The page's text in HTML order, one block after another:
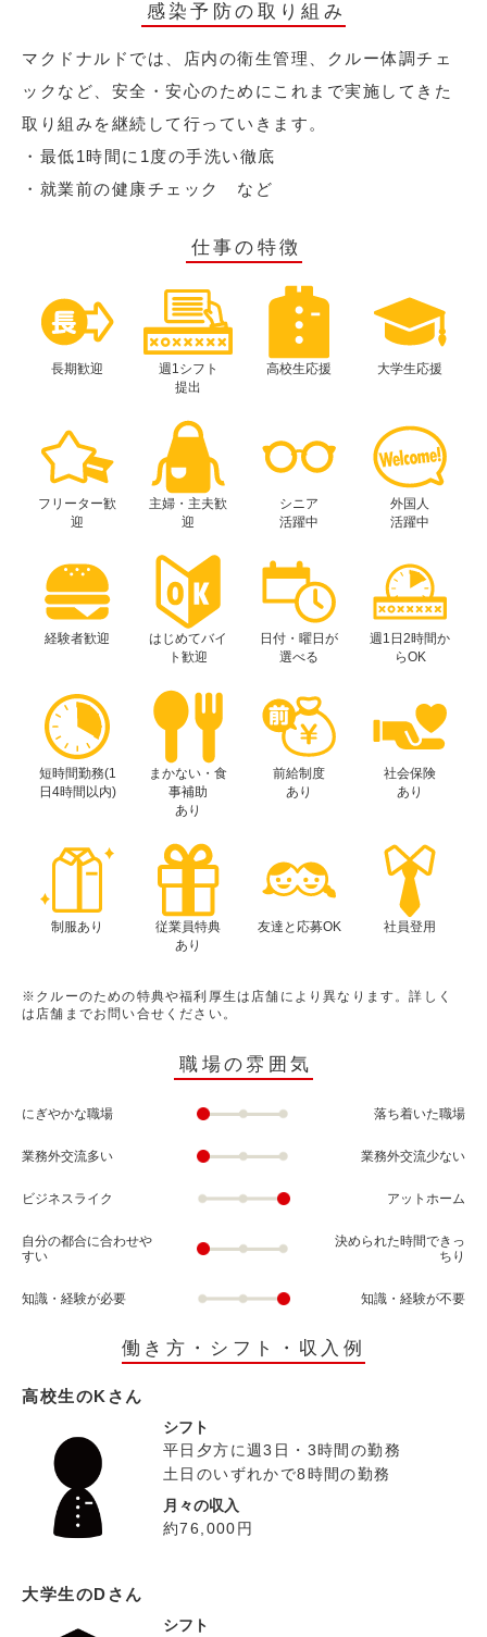
感染予防の取り組み
マクドナルドでは、店内の衛生管理、クルー体調チェ
ックなど、安全・安心のためにこれまで実施してきた
取り組みを継続して行っていきます。
・最低1時間に1度の手洗い徹底
・就業前の健康チェック など
仕事の特徴
長期歓迎
週1シフト
提出
高校生応援 大学生応援
フリーター歓
迎
主婦・主夫歓
迎
シニア
活躍中
外国人
活躍中
経験者歓迎
はじめてバイ
ト歓迎
日付・曜日が
選べる
週1日2時間か
らOK
短時間勤務(1
日4時間以内)
まかない・食
事補助
あり
前給制度
あり
社会保険
あり
制服あり
従業員特典
あり
友達と応募OK 社員登用
※クルーのための特典や福利厚生は店舗により異なります。詳しく
は店舗までお問い合せください。
職場の雰囲気
にぎやかな職場 落ち着いた職場
業務外交流多い 業務外交流少ない
ビジネスライク アットホーム
自分の都合に合わせや
すい
決められた時間できっ
ちり
知識・経験が必要 知識・経験が不要
働き方・シフト・収入例
高校生のKさん
シフト
平日夕方に週3日・3時間の勤務
土日のいずれかで8時間の勤務
月々の収入
約76,000円
大学生のDさん
シフト